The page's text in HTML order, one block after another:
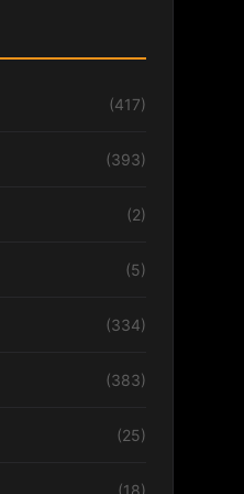
(417)
(393)
(2)
(5)
(334)
(383)
(25)
(18)